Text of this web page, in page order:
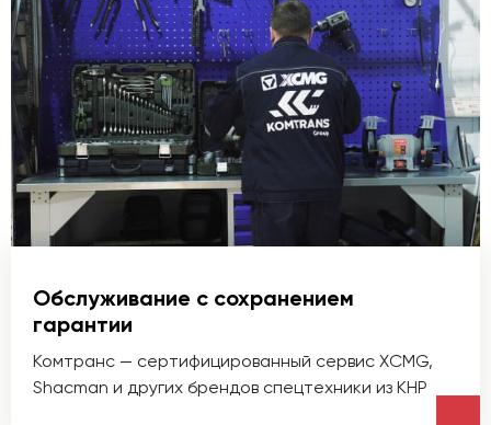
Обслуживание с сохранением
гарантии
Комтранс — сертифицированный сервис XCMG,
Shacman и других брендов спецтехники из КНР